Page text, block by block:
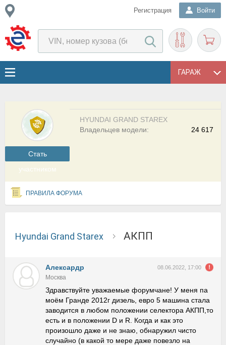
Регистрация Войти
ГАРАЖ
Cтать
участником
HYUNDAI GRAND STAREX
24 617
Владельцев модели:
ПРАВИЛА ФОРУМА
Hyundai Grand Starex АКПП
Алексардр 08.06.2022, 17:00
Москва
Здравствуйте уважаемые форумчане! У меня па
моём Гранде 2012г дизель, евро 5 машина стала
заводится в любом положении селектора АКПП,то
есть и в положении D и R. Когда и как это
произошло даже и не знаю, обнаружил чисто
случайно (в какой то мере даже повезло на